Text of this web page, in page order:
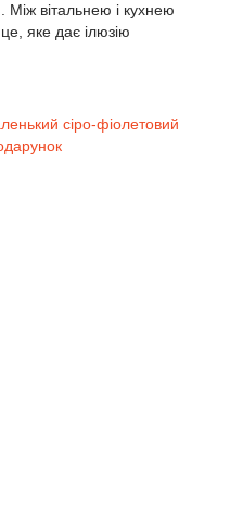
вітальнею і кухнею
яке дає ілюзію